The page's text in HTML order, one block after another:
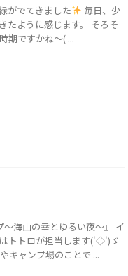
がでてきました
毎日、少
たように感じます。 そろそ
期ですかね～( ...
海山の幸とゆるい夜～』 イ
トトロが担当します('◇')ゞ
キャンプ場のことで ...